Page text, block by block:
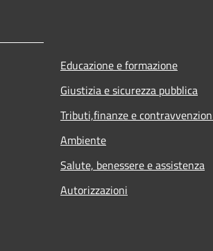
Educazione e formazione
Giustizia e sicurezza pubblica
Tributi,finanze e
Ambiente
Salute, benessere e assistenza
Autorizzazioni